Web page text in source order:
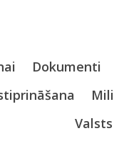
Dokumenti